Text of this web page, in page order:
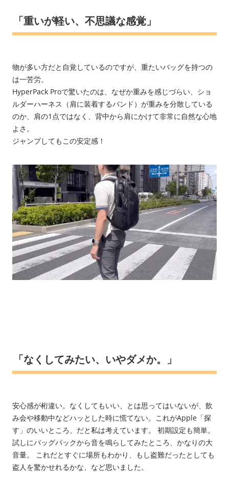
「重いが軽い、不思議な感覚」
物が多い方だと自覚しているのですが、重たいバッグを持つの
は一苦労。
HyperPack Proで驚いたのは、なぜか重みを感じづらい、ショ
ルダーハーネス（肩に装着するバンド）が重みを分散している
のか、肩の1点ではなく、背中から肩にかけて非常に自然な心地
よさ。
ジャンプしてもこの安定感！
「なくしてみたい、いやダメか。」
安心感が桁違い。なくしてもいい、とは思ってはいないが、飲
み会や移動中などハッとした時に慌てない。これがApple「探
す」のいいところ、だと私は考えています。 初期設定も簡単。
試しにバッグパックから音を鳴らしてみたところ、かなりの大
音量。 これだとすぐに場所もわかり、もし盗難だったとしても
盗人を驚かせれるかな、など思いました。